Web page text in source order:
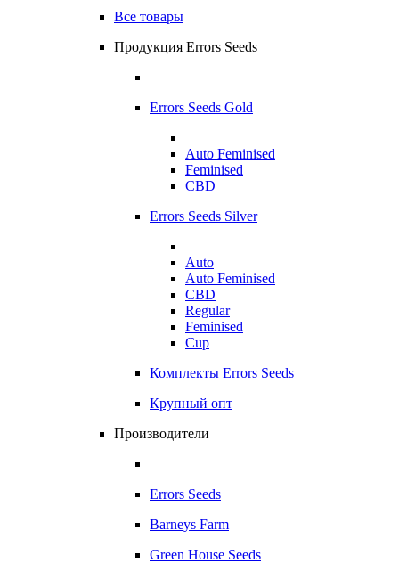
Все товары
Продукция Errors Seeds
Errors Seeds Gold
Auto Feminised
Feminised
CBD
Errors Seeds Silver
Auto
Auto Feminised
CBD
Regular
Feminised
Cup
Комплекты Errors Seeds
Крупный опт
Производители
Errors Seeds
Barneys Farm
Green House Seeds